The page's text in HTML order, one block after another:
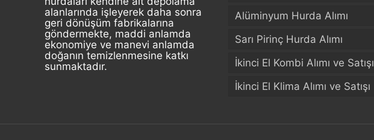
alanlarında işleyerek daha sonra
geri dönüşüm fabrikalarına
göndermekte, maddi anlamda
ekonomiye ve manevi anlamda
doğanın temizlenmesine katkı
sunmaktadır.
Alüminyum Hurda Alımı
Sarı Pirinç Hurda Alımı
İkinci El Kombi Alımı ve Satışı
İkinci El Klima Alımı ve Satışı